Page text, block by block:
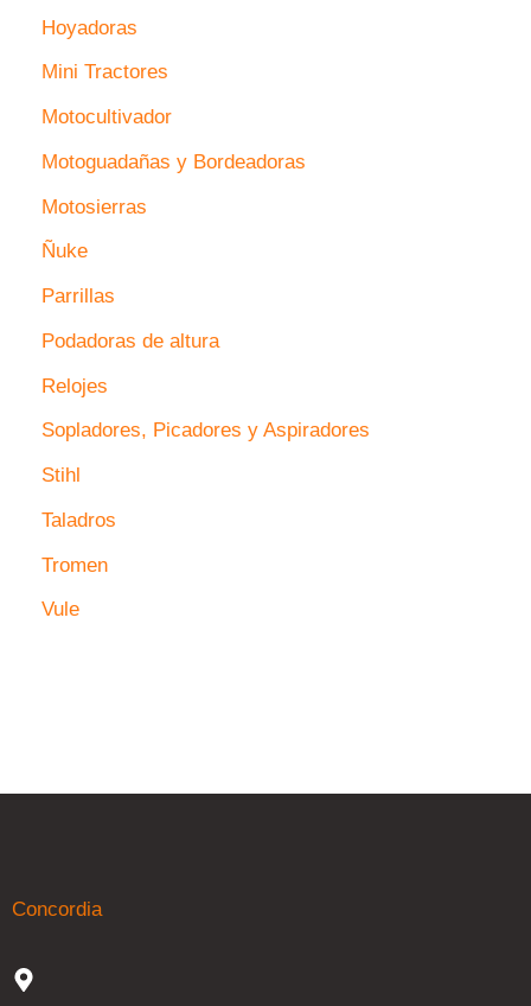
Hoyadoras
Mini Tractores
Motocultivador
Motoguadañas y Bordeadoras
Motosierras
Ñuke
Parrillas
Podadoras de altura
Relojes
Sopladores, Picadores y Aspiradores
Stihl
Taladros
Tromen
Vule
Concordia